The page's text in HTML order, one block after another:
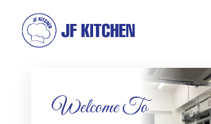
Welcome To